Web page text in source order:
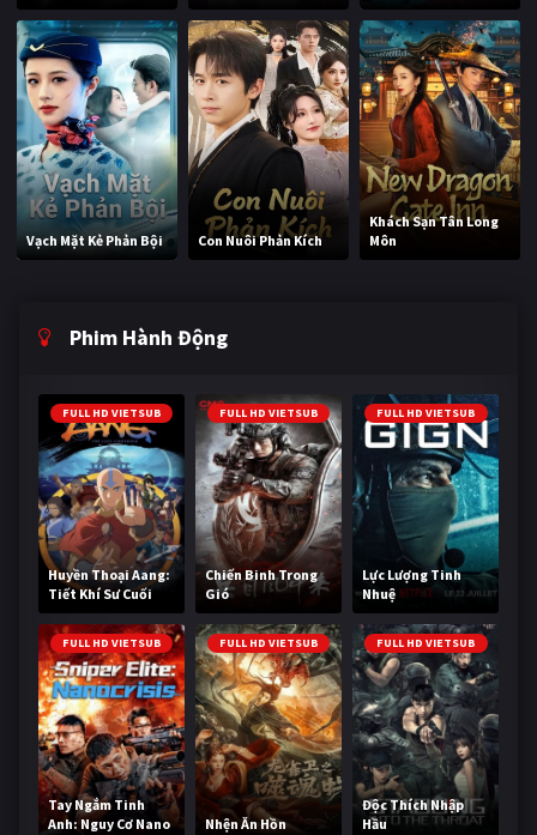
Vạch Mặt Kẻ Phản Bội Con Nuôi Phản Kích
Khách Sạn Tân Long
Môn
Phim Hành Động
FULL HD VIETSUB
Huyền Thoại Aang:
Tiết Khí Sư Cuối
Cùng
FULL HD VIETSUB
Chiến Binh Trong
Gió
FULL HD VIETSUB
Lực Lượng Tinh
Nhuệ
FULL HD VIETSUB
Tay Ngắm Tinh
Anh: Nguy Cơ Nano
FULL HD VIETSUB
Nhện Ăn Hồn
FULL HD VIETSUB
Độc Thích Nhập
Hầu